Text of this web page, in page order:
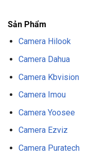
Sản Phẩm
Camera Hilook
Camera Dahua
Camera Kbvision
Camera Imou
Camera Yoosee
Camera Ezviz
Camera Puratech